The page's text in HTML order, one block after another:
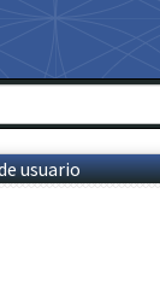
usuario